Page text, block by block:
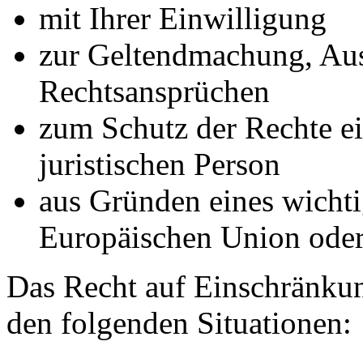
mit Ihrer Einwilligung
zur Geltendmachung,
Rechtsansprüchen
zum Schutz der Rechte
juristischen Person
aus Gründen eines
Europäischen Union
Das Recht auf
den folgenden Situationen: